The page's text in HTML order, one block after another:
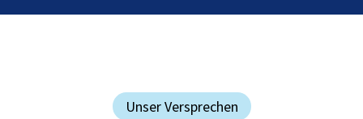
Unser Versprechen